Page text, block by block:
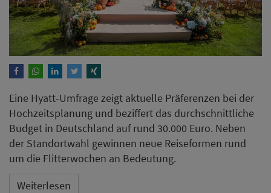
Eine Hyatt-Umfrage zeigt aktuelle Präferenzen bei der
Hochzeitsplanung und beziffert das durchschnittliche
Budget in Deutschland auf rund 30.000 Euro. Neben
der Standortwahl gewinnen neue Reiseformen rund
um die Flitterwochen an Bedeutung.
Weiterlesen